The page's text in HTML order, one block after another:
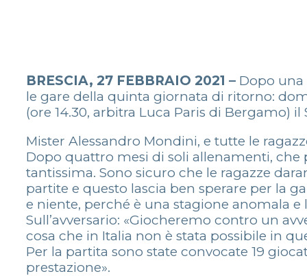
BRESCIA, 27 FEBBRAIO 2021 – Dopo
le gare della quinta giornata di ritorno:
(ore 14.30, arbitra Luca Paris di Bergamo)
Mister Alessandro Mondini, e tutte le
Dopo quattro mesi di soli allenamenti,
tantissima. Sono sicuro che le ragazze
partite e questo lascia ben sperare per la
e niente, perché è una stagione anomala
Sull’avversario: «Giocheremo contro un
cosa che in Italia non è stata possibile in
Per la partita sono state convocate 19
prestazione».